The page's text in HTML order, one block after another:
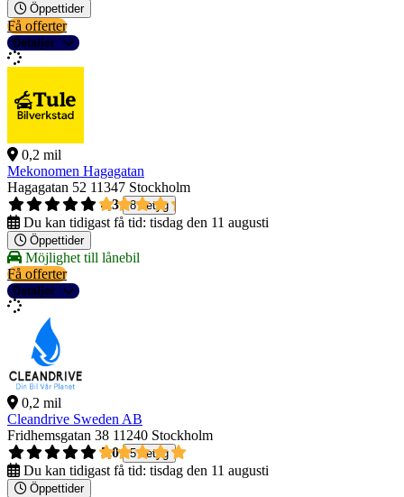
Öppettider
Få offerter
Detaljer
0,2 mil
Mekonomen Hagagatan
Hagagatan 52 11347 Stockholm
4,3
8 betyg
Du kan tidigast få tid: tisdag den 11 augusti
Öppettider
Möjlighet till lånebil
Få offerter
Detaljer
0,2 mil
Cleandrive Sweden AB
Fridhemsgatan 38 11240 Stockholm
5,0
5 betyg
Du kan tidigast få tid: tisdag den 11 augusti
Öppettider